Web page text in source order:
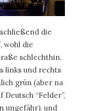
die
wohl die
schlechthin.
links und rechts
grün (aber na
Deutsch “Felder”,
ungefähr), und